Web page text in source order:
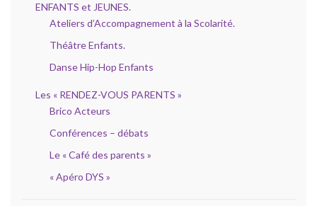
ENFANTS et JEUNES.
Ateliers d’Accompagnement à la Scolarité.
Théâtre Enfants.
Danse Hip-Hop Enfants
Les « RENDEZ-VOUS PARENTS »
Brico Acteurs
Conférences – débats
Le « Café des parents »
« Apéro DYS »